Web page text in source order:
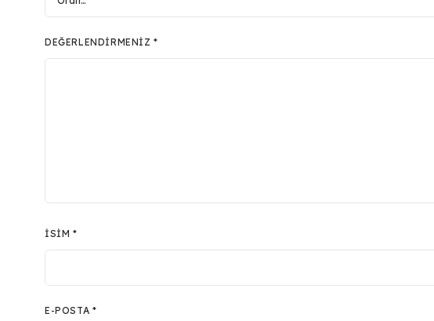
DEĞERLENDIRMENIZ*
İSIM*
E-POSTA *